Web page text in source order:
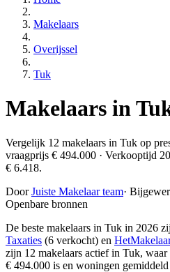
Makelaars
Overijssel
Tuk
Makelaars in
Vergelijk 12 makelaars in Tuk op
vraagprijs € 494.000 · Verkooptijd
€ 6.418.
DoorJuiste Makelaar team·
Openbare bronnen
De beste makelaars in Tuk in 2026
Taxaties (6 verkocht) en
zijn 12 makelaars actief in Tuk,
€ 494.000 is en woningen